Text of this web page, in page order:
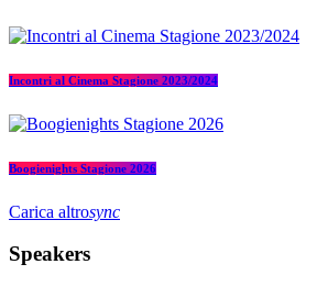
Incontri al Cinema Stagione 2023/2024
Boogienights Stagione 2026
Carica altrosync
Speakers